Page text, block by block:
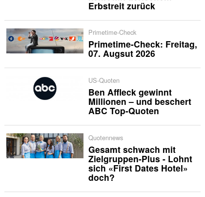
Erbstreit zurück
Primetime-Check
Primetime-Check: Freitag,
07. Augsut 2026
US-Quoten
Ben Affleck gewinnt
Millionen – und beschert
ABC Top-Quoten
Quotennews
Gesamt schwach mit
Zielgruppen-Plus - Lohnt
sich «First Dates Hotel»
doch?